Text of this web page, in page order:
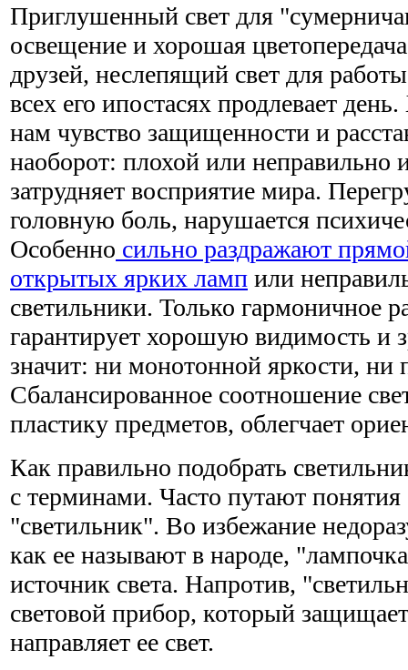
Приглушенный свет для
освещение и хорошая
друзей, неслепящий свет для
всех его ипостасях продлевает
нам чувство защищенности и
наоборот: плохой или неправильно
затрудняет восприятие мира.
головную боль, нарушается
Особенно сильно раздражают
открытых ярких ламп или
светильники. Только гармоничное
гарантирует хорошую видимость и
значит: ни монотонной яркости, ни
Сбалансированное соотношение
пластику предметов, облегчает
Как правильно подобрать
с терминами. Часто путают
"светильник". Во избежание
как ее называют в народе,
источник света. Напротив,
световой прибор, который
направляет ее свет.